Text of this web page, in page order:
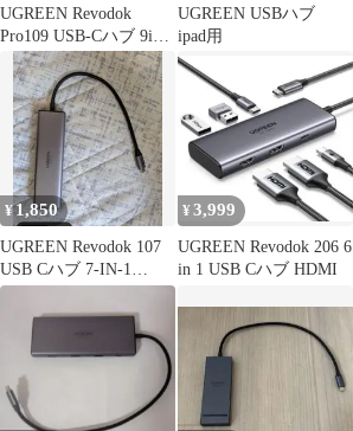
UGREEN Revodok
Pro109 USB-Cハブ 9in1
CM639
UGREEN USBハブ
ipad用
¥1,850
UGREEN Revodok 107
USB Cハブ 7-IN-1
4K60Hz
¥ 3,999
UGREEN Revodok 206 6
in 1 USB Cハブ HDMI